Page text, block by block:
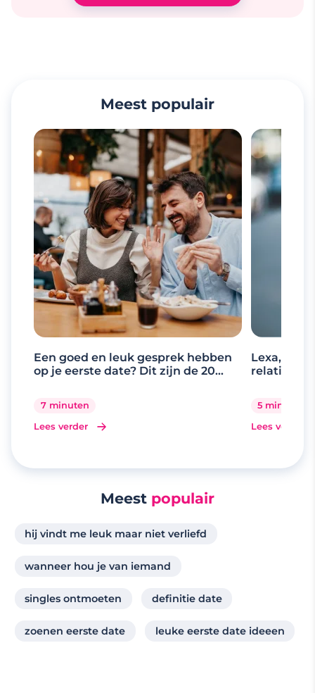
Meest populair
Een goed en leuk gesprek hebben
op je eerste date? Dit zijn de 20
7 minuten
Lees verder
Lexa, de
relaties
5 minuten
Lees verder
Meest populair
hij vindt me leuk maar niet verliefd
wanneer hou je van iemand
singles ontmoeten definitie date
zoenen eerste date leuke eerste date ideeen